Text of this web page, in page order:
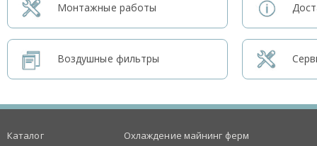
Монтажные работы
Воздушные фильтры
Каталог
Охлаждение майнинг ферм